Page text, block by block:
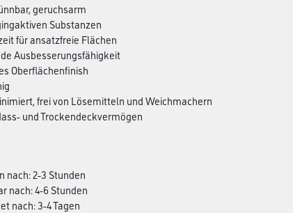
geruchsarm
Substanzen
für ansatzfreie Flächen
Ausbesserungsfähigkeit
Oberflächenfinish
frei von Lösemitteln und Weichmachern
und Trockendeckvermögen
nach: 2-3 Stunden
nach: 4-6 Stunden
nach: 3-4 Tagen